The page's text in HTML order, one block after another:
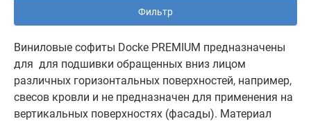
Фильтр
Виниловые софиты Docke PREMIUM предназначены
для для подшивки обращенных вниз лицом
различных горизонтальных поверхностей, например,
свесов кровли и не предназначен для применения на
вертикальных поверхностях (фасады). Материал